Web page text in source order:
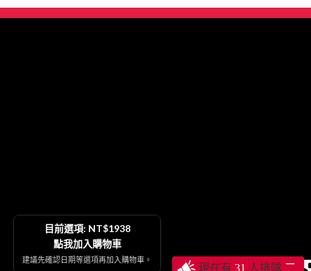
現在有 31 人排隊 ─
目前選項: NT$1938
點我加入購物車
建議先確認日期等選項再加入購物車。